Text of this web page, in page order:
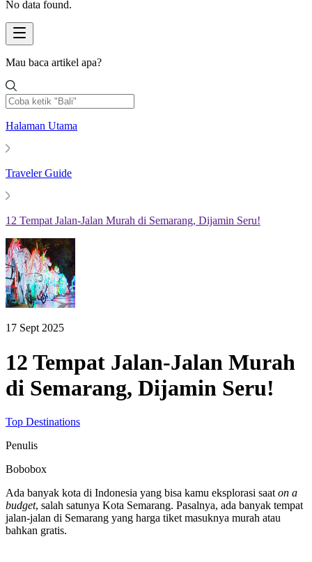
No data found.
Mau baca artikel apa?
Halaman Utama
Traveler Guide
12 Tempat Jalan-Jalan Murah di Semarang, Dijamin Seru!
17 Sept 2025
12 Tempat Jalan-Jalan Murah
di Semarang, Dijamin Seru!
Top Destinations
Penulis
Bobobox
Ada banyak kota di Indonesia yang bisa kamu eksplorasi saat on a
budget, salah satunya Kota Semarang. Pasalnya, ada banyak tempat
jalan-jalan di Semarang yang harga tiket masuknya murah atau
bahkan gratis.